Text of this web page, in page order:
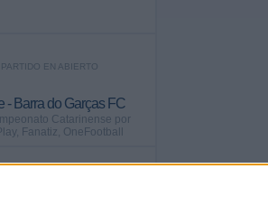
EN ABIERTO
- Barra do Garças FC
Catarinense por
Fanatiz, OneFootball